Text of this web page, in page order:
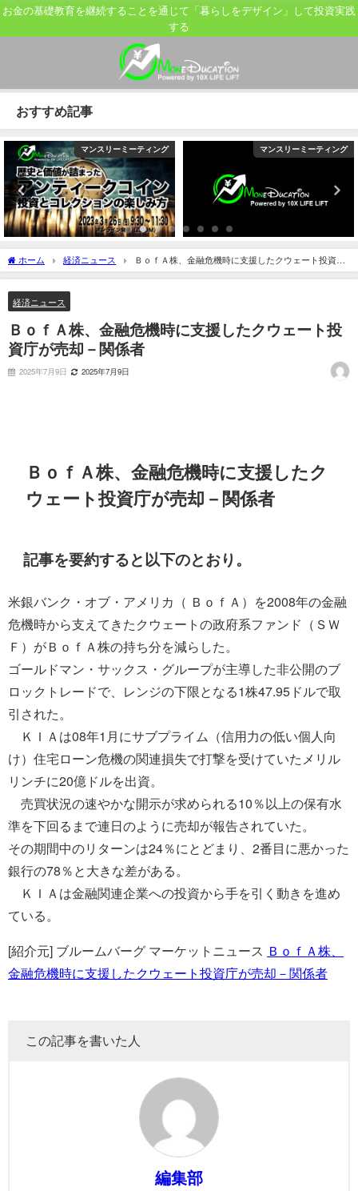
お金の基礎教育を継続することを通じて「暮らしをデザイン」して投資実践
する
おすすめ記事
マンスリーミーティング マンスリーミーティング
ホーム 経済ニュース
ＢｏｆＡ株、金融危機時に支援したクウェート投資庁
が売却－関係者
経済ニュース
ＢｏｆＡ株、金融危機時に支援したクウェート投
資庁が売却－関係者
2025年7月9日 2025年7月9日
ＢｏｆＡ株、金融危機時に支援したク
ウェート投資庁が売却－関係者
記事を要約すると以下のとおり。
米銀バンク・オブ・アメリカ（ ＢｏｆＡ）を2008年の金融
危機時から支えてきたクウェートの政府系ファンド（ＳＷ
Ｆ）がＢｏｆＡ株の持ち分を減らした。
ゴールドマン・サックス・グループが主導した非公開のブ
ロックトレードで、レンジの下限となる1株47.95ドルで取
引された。
ＫＩＡは08年1月にサブプライム（信用力の低い個人向
け）住宅ローン危機の関連損失で打撃を受けていたメリル
リンチに20億ドルを出資。
売買状況の速やかな開示が求められる10％以上の保有水
準を下回るまで連日のように売却が報告されていた。
その期間中のリターンは24％にとどまり、2番目に悪かった
銀行の78％と大きな差がある。
ＫＩＡは金融関連企業への投資から手を引く動きを進め
ている。
[紹介元] ブルームバーグ マーケットニュース ＢｏｆＡ株、
金融危機時に支援したクウェート投資庁が売却－関係者
この記事を書いた人
編集部